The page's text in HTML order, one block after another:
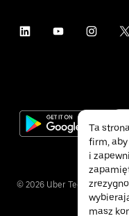
© 2026 Uber Technologies
Ta
firm,
i
masz